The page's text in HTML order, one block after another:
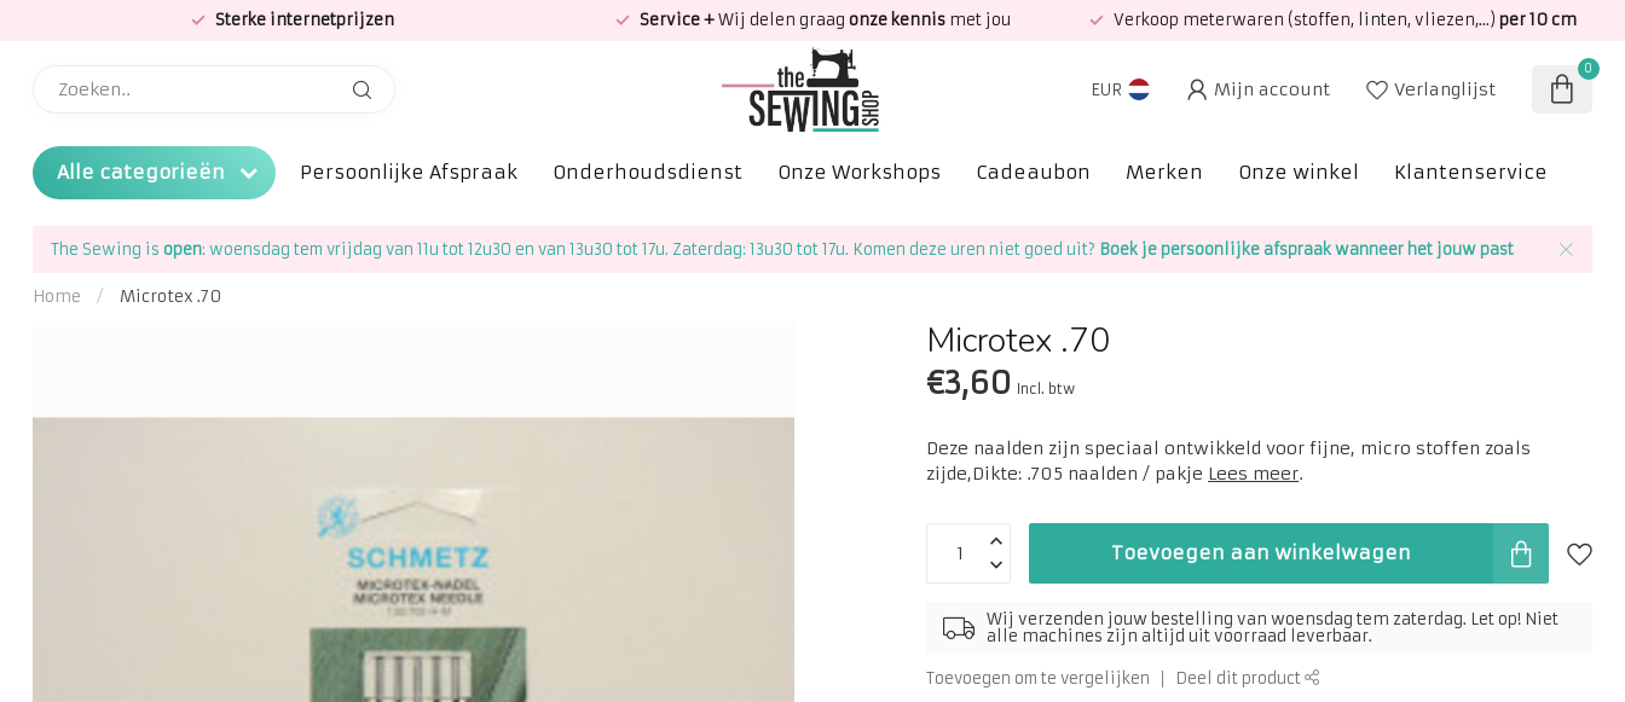
Sterke internetprijzen Service +Wij delen graag onze kennis met jou Verkoop meterwaren (stoffen, linten, vliezen,...) per 10 cm
EUR Mijn account Verlanglijst
0
Alle categorieën Persoonlijke Afspraak Onderhoudsdienst Onze Workshops Cadeaubon Merken Onze winkel Klantenservice
The Sewing is open: woensdag tem vrijdag van 11u tot 12u30 en van 13u30 tot 17u. Zaterdag: 13u30 tot 17u. Komen deze uren niet goed uit? Boek je persoonlijke afspraak wanneer het jouw past
Home / Microtex .70
Microtex .70
€3,60 Incl. btw
Deze naalden zijn speciaal ontwikkeld voor fijne, micro stoffen zoals
zijde,Dikte: .705 naalden / pakje Lees meer.
Toevoegen aan winkelwagen
Wij verzenden jouw bestelling van woensdag tem zaterdag. Let op! Niet
alle machines zijn altijd uit voorraad leverbaar.
Toevoegen om te vergelijken Deel dit product